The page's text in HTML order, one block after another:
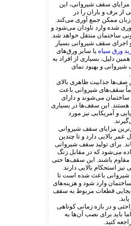
مزایای سقف شیروانی، این
برف و باران را در
زبان ممکن جمع آوری می‌کند.
شده وارد ناودان می‌شود و
ساختمان منتقل خواهد شد.
اجرای سقف شیروانی بسیار
ورق سیاه یا سایر ورق‌های
دلیل، بسیاری از افراد به
و بهبود نمای
صف‌ها جذابیت ظاهری بالای
سقف‌های شیروانی باعث
ساختمان می‌شوند و دارای
این سقف‌ها در بسیاری
و آمریکایی نیز مورد
مزایای سقف شیروانی
بالایی دارد و تا چندین
برای تولید سقف شیروانی
می‌شود که در مقابل زنگ
باشند. این سقف‌ها حتی
نیز استحکام بالایی دارند.
باعث شده است تا
وارد شود و هزینه‌های
قطعات مربوط به سقف
و در بازه زمانی کوتاهی
باید برای نصب آن‌ها به
کنید.